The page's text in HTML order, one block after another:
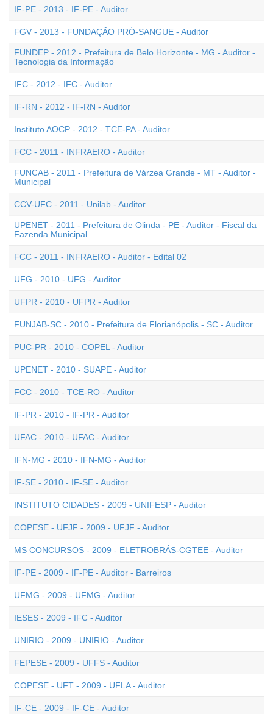
IF-PE - 2013 - IF-PE - Auditor
FGV - 2013 - FUNDAÇÃO PRÓ-SANGUE - Auditor
FUNDEP - 2012 - Prefeitura de Belo Horizonte - MG - Auditor -
Tecnologia da Informação
IFC - 2012 - IFC - Auditor
IF-RN - 2012 - IF-RN - Auditor
Instituto AOCP - 2012 - TCE-PA - Auditor
FCC - 2011 - INFRAERO - Auditor
FUNCAB - 2011 - Prefeitura de Várzea Grande - MT - Auditor -
Municipal
CCV-UFC - 2011 - Unilab - Auditor
UPENET - 2011 - Prefeitura de Olinda - PE - Auditor - Fiscal da
Fazenda Municipal
FCC - 2011 - INFRAERO - Auditor - Edital 02
UFG - 2010 - UFG - Auditor
UFPR - 2010 - UFPR - Auditor
FUNJAB-SC - 2010 - Prefeitura de Florianópolis - SC - Auditor
PUC-PR - 2010 - COPEL - Auditor
UPENET - 2010 - SUAPE - Auditor
FCC - 2010 - TCE-RO - Auditor
IF-PR - 2010 - IF-PR - Auditor
UFAC - 2010 - UFAC - Auditor
IFN-MG - 2010 - IFN-MG - Auditor
IF-SE - 2010 - IF-SE - Auditor
INSTITUTO CIDADES - 2009 - UNIFESP - Auditor
COPESE - UFJF - 2009 - UFJF - Auditor
MS CONCURSOS - 2009 - ELETROBRÁS-CGTEE - Auditor
IF-PE - 2009 - IF-PE - Auditor - Barreiros
UFMG - 2009 - UFMG - Auditor
IESES - 2009 - IFC - Auditor
UNIRIO - 2009 - UNIRIO - Auditor
FEPESE - 2009 - UFFS - Auditor
COPESE - UFT - 2009 - UFLA - Auditor
IF-CE - 2009 - IF-CE - Auditor